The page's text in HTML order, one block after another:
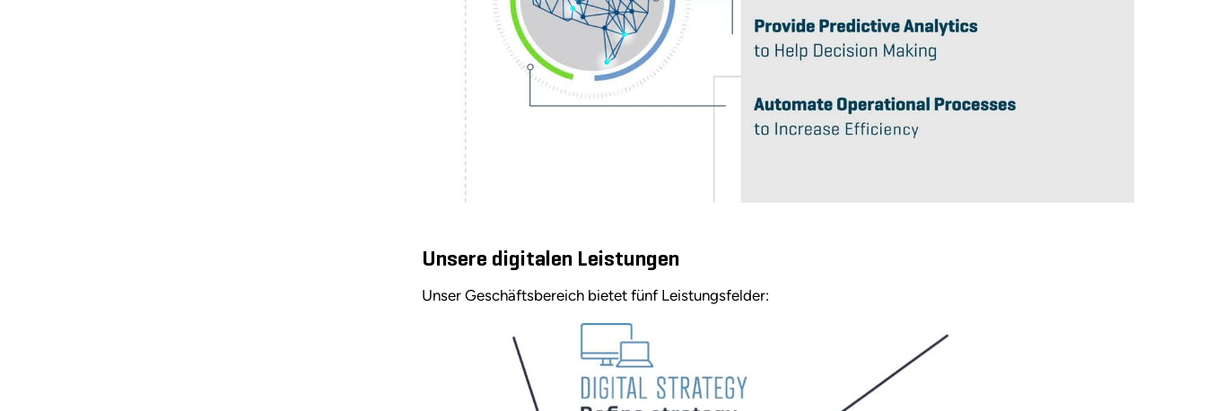
Unsere digitalen Leistungen
Unser Geschäftsbereich bietet fünf Leistungsfelder: